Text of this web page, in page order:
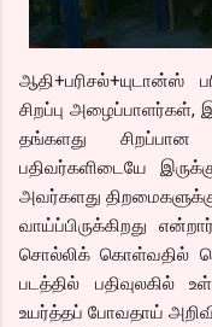
ஆதி+பரிசல்+யுடான்ஸ்
சிறப்பு அழைப்பாளர்கள்,
தங்களது சிறப்பான
பதிவர்களிடையே
அவர்களது
வாய்ப்பிருக்கிறது
சொல்லிக் கொள்வதில்
படத்தில் பதிவுலகில்
உயர்த்தப் போவதாய்